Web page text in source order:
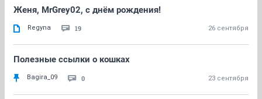
Женя, MrGrey02, с днём рождения!
Regyna 19 26 сентября
Полезные ссылки о кошках
Bagira_09 0 23 сентября